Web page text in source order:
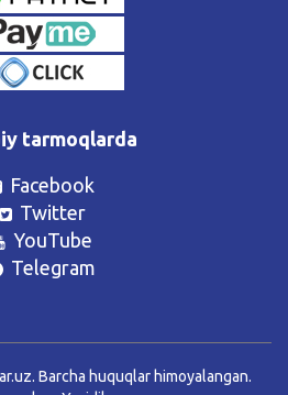
tarmoqlarda
Facebook
Twitter
YouTube
Telegram
Barcha huquqlar himoyalangan.